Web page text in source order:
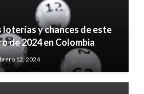
loterías y chances de este
de 2024 en Colombia
12, 2024